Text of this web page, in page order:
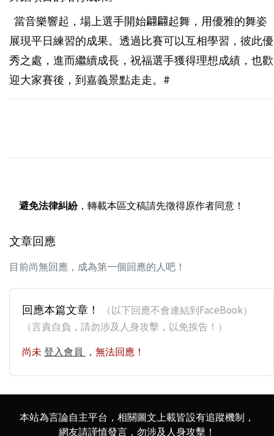
當音樂響起，場上選手開始翩翩起舞，用優雅的舞姿
展現平日練習的成果。透過比賽可以互相學習，彼此優
秀之處，進而繼續成長，祝福選手獲得理想成績，也歡
迎大家賽後，到嘉義景點走走。#
避免法律糾紛，轉載本區文稿請先徵得原作者同意！
文章回應
目前尚無回應，成為第一個回應的人吧！
回應本篇文章！
（以下回應不會連結到FaceBook）
（言責自負，請勿涉及人身攻擊，以免挨告！）
尚未 登入會員 ，無法回應！
本站為言論自主平台，相關圖文上載皆設有追蹤機制，
網友請謹慎發言，勿涉及人身攻擊！